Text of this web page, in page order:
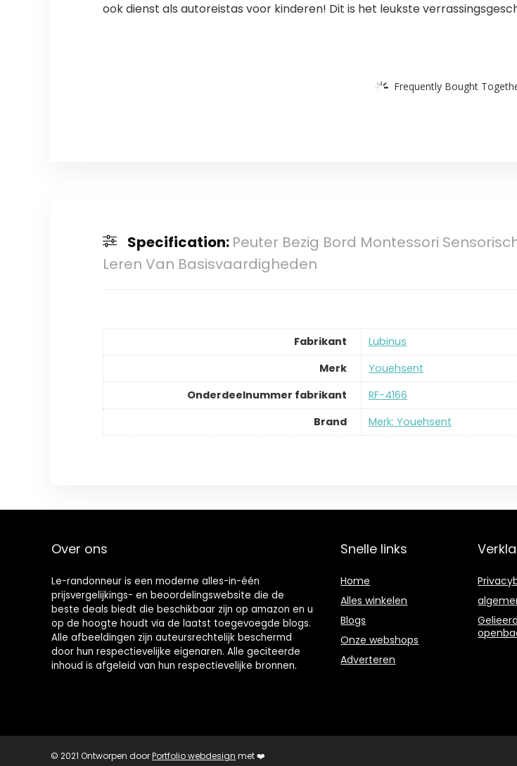
ook dienst als autoreistas voor kinderen! Dit is het leukste
Frequently Bought
Specification: Peuter Bezig Bord Montessori
Leren Van Basisvaardigheden
Fabrikant
‎Lubinus
Merk
‎Youehsent
Onderdeelnummer fabrikant
‎RF-4166
Brand
Merk: Youehsent
Over ons
Le-randonneur is een moderne alles-in-één
prijsvergelijkings- en beoordelingswebsite die de
beste deals biedt die beschikbaar zijn op amazon en u
op de hoogte houdt via de laatst toegevoegde blogs.
Alle afbeeldingen zijn auteursrechtelijk beschermd
door hun respectievelijke eigenaren. Alle geciteerde
inhoud is afgeleid van hun respectievelijke bronnen.
Snelle links
Home
Alles winkelen
Blogs
Onze webshops
Adverteren
© 2021 Ontworpen doorPortfolio webdesign met ❤️